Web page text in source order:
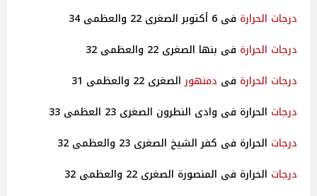
درجات الحرارة فى 6 أكتوبر الصغرى 22 والعظمى 34
درجات الحرارة فى بنها الصغرى 22 والعظمى 32
درجات الحرارة فى دمنهورالصغرى 22 والعظمى 31
درجات الحرارة فى وادى النطرون الصغرى 23 العظمى 33
درجات الحرارة فى كفر الشيخ الصغرى 23 والعظمى 32
درجات الحرارة فى المنصورة الصغرى 22 والعظمى 32